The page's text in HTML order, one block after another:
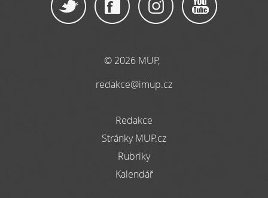
© 2026 MUP,
redakce@imup.cz
Redakce
Stránky MUP.cz
Rubriky
Kalendář